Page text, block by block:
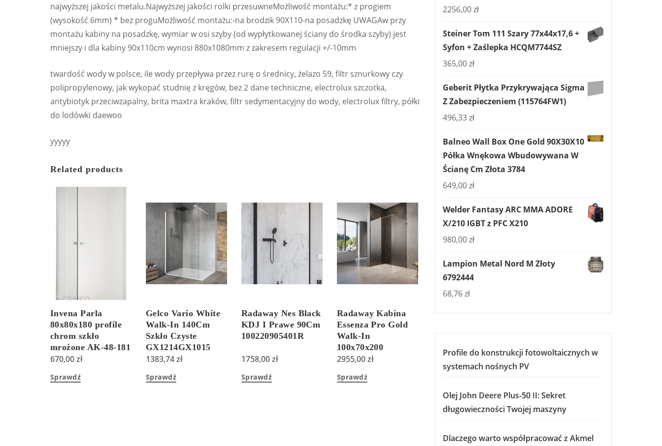
najwyższej jakości metalu.Najwyższej jakości rolki przesuwneMożliwość montażu:* z progiem
(wysokość 6mm) * bez proguMożliwość montażu:-na brodzik 90X110-na posadzkę UWAGAw przy
montażu kabiny na posadzkę, wymiar w osi szyby (od wypłytkowanej ściany do środka szyby) jest
mniejszy i dla kabiny 90x110cm wynosi 880x1080mm z zakresem regulacji +/-10mm
twardość wody w polsce, ile wody przepływa przez rurę o średnicy, żelazo 59, filtr sznurkowy czy
polipropylenowy, jak wykopać studnię z kręgów, bez 2 dane techniczne, electrolux szczotka,
antybiotyk przeciwzapalny, brita maxtra kraków, filtr sedymentacyjny do wody, electrolux filtry, półki
do lodówki daewoo
yyyyy
Related products
Invena Parla
80x80x180 profile
chrom szkło
mrożone AK-48-181
670,00zł
Sprawdź
Gelco Vario White
Walk-In 140Cm
Szkło Czyste
GX1214GX1015
1383,74zł
Sprawdź
Radaway Nes Black
KDJ I Prawe 90Cm
100220905401R
1758,00zł
Sprawdź
Radaway Kabina
Essenza Pro Gold
Walk-In
100x70x200
Przejrzyste
101031000901+101030700901+38900009
2955,00zł
Sprawdź
2256,00zł
Steiner Tom 111 Szary 77x44x17,6 +
Syfon + Zaślepka HCQM7744SZ
365,00zł
Geberit Płytka Przykrywająca Sigma
Z Zabezpieczeniem (115764FW1)
496,33zł
Balneo Wall Box One Gold 90X30X10
Półka Wnękowa Wbudowywana W
Ścianę Cm Złota 3784
649,00zł
Welder Fantasy ARC MMA ADORE
X/210 IGBT z PFC X210
980,00zł
Lampion Metal Nord M Złoty
6792444
68,76zł
Profile do konstrukcji fotowoltaicznych w
systemach nośnych PV
Olej John Deere Plus-50 II: Sekret
długowieczności Twojej maszyny
Dlaczego warto współpracować z Akmel